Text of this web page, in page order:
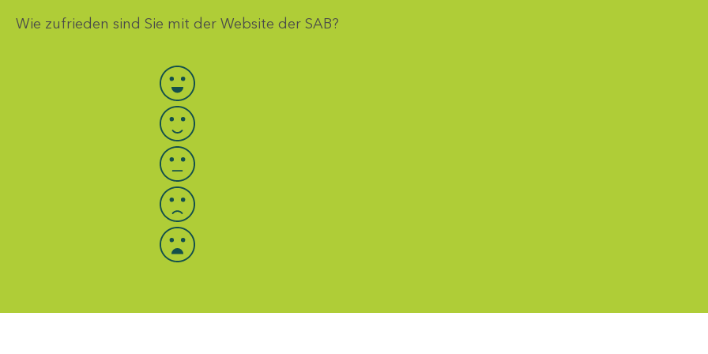
Wie zufrieden sind Sie mit der Website der SAB?
Bewertung auswählen